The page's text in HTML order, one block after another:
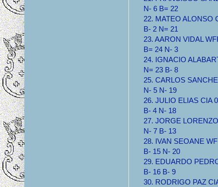
N- 6 B= 22
22. MATEO ALONSO
B- 2 N= 21
23. AARON VIDAL
B= 24 N- 3
24. IGNACIO
N= 23 B- 8
25. CARLOS
N- 5 N- 19
26. JULIO ELIAS CIA
B- 4 N- 18
27. JORGE
N- 7 B- 13
28. IVAN SEOANE
B- 15 N- 20
29. EDUARDO
B- 16 B- 9
30. RODRIGO PAZ